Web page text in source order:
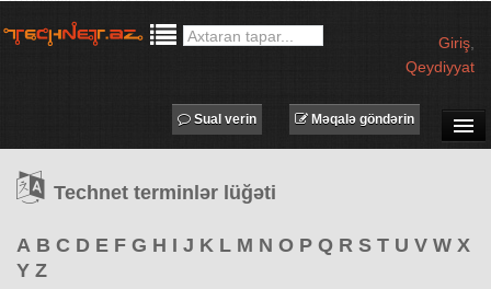
Giriş
Qeydiyyat
Məqalə göndərin
Sual verin
Technet terminlər lüğəti
A B C D E F G H I J K L M N O P Q R S T U V W X
Y Z